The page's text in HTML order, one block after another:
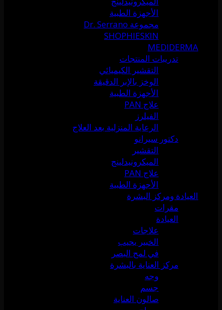
الأجهزة الطبية
مجموعة Dr. Serrano
SHOPHIESKIN
MEDIDERMA
تدريبات المنتجات
التقشير الكيميائي
الوخز بالإبر الدقيقة
الأجهزة الطبية
علاج PAN
الفيلرز
الرعاية المنزلية بعد العلاج
دكتور سيرانو
التقشير
الميكرونيدلينج
علاج PAN
الأجهزة الطبية
العيادة ومركز البشرة
مقرات
العيادة
علاجات
الخبير يجيب
في لمح البصر
مركز العناية بالبشرة
وجه
جسم
صالون العناية